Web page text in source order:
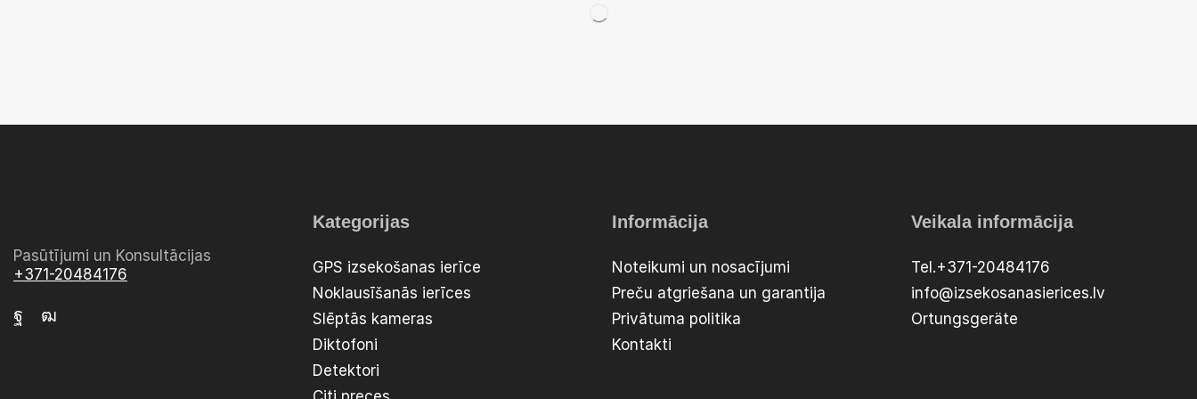
Pasūtījumi un Konsultācijas
+371-20484176
Kategorijas
GPS izsekošanas ierīce
Noklausīšanās ierīces
Slēptās kameras
Diktofoni
Detektori
Informācija
Noteikumi un nosacījumi
Preču atgriešana un garantija
Privātuma politika
Kontakti
Veikala informācija
Tel.+371-20484176
info@izsekosanasierices.lv
Ortungsgeräte